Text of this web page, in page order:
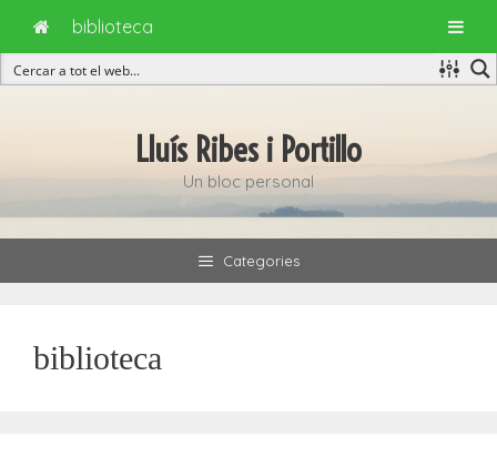
Lluís Ribes i Portillo
Un bloc personal
Categories
biblioteca
biblioteca